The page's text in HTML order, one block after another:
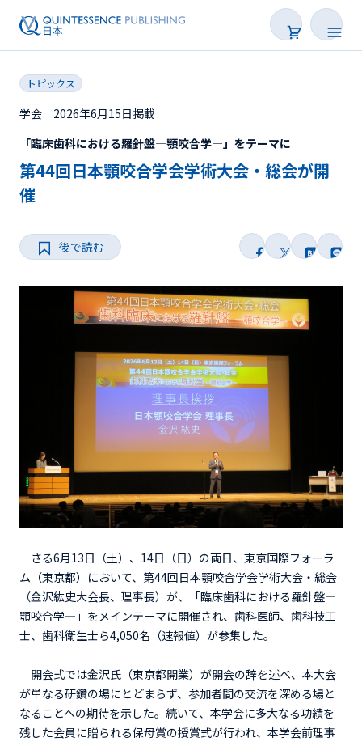
新着
連載
Web限定
トピックス
学会｜2026年6月15日掲載
「臨床歯科における羅針盤―顎咬合学―」をテーマに
第44回日本顎咬合学会学術大会・総会が開
催
後で読む
さる6月13日（土）、14日（日）の両日、東京国際フォーラ
ム（東京都）において、第44回日本顎咬合学会学術大会・総会
（金沢紘史大会長、理事長）が、「臨床歯科における羅針盤―
顎咬合学―」をメインテーマに開催され、歯科医師、歯科技工
士、歯科衛生士ら4,050名（速報値）が参集した。
開会式では金沢氏（東京都開業）が開会の辞を述べ、本大会
が単なる研鑽の場にとどまらず、参加者間の交流を深める場と
なることへの期待を示した。続いて、本学会に多大なる功績を
残した会員に贈られる保母賞の授賞式が行われ、本学会前理事